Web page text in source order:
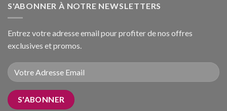
S'ABONNER À NOTRE NEWSLETTERS
Entrez votre adresse email pour profiter de nos offres
exclusives et promos.